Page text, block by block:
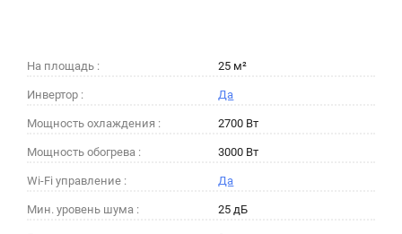
На площадь : 25 м²
Инвертор : Да
Мощность охлаждения : 2700 Вт
Мощность обогрева : 3000 Вт
Wi-Fi управление : Да
Мин. уровень шума : 25 дБ